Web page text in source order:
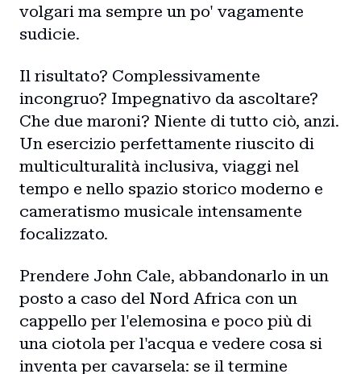
volgari ma sempre un po' vagamente
sudicie.
Il risultato? Complessivamente
incongruo? Impegnativo da ascoltare?
Che due maroni? Niente di tutto ciò, anzi.
Un esercizio perfettamente riuscito di
multiculturalità inclusiva, viaggi nel
tempo e nello spazio storico moderno e
cameratismo musicale intensamente
focalizzato.
Prendere John Cale, abbandonarlo in un
posto a caso del Nord Africa con un
cappello per l'elemosina e poco più di
una ciotola per l'acqua e vedere cosa si
inventa per cavarsela: se il termine